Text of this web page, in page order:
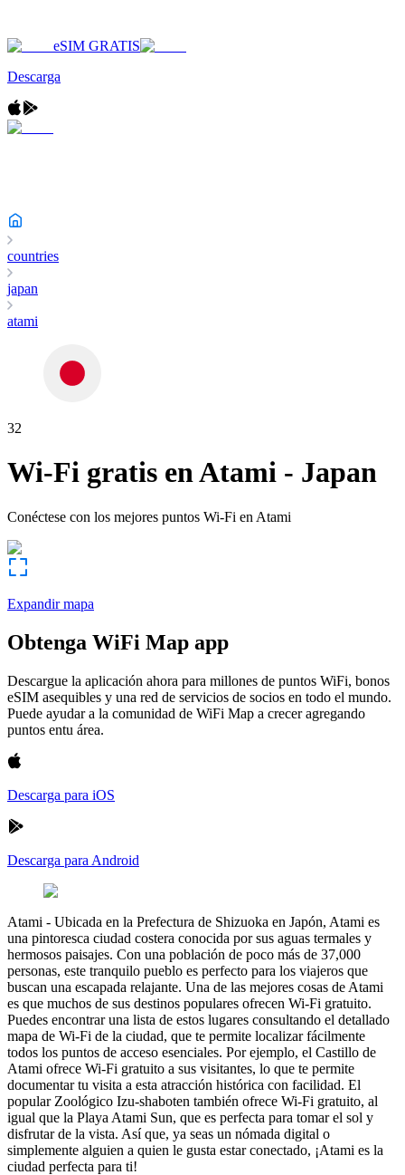
eSIM GRATIS
Descarga
countries
japan
atami
32
Wi-Fi gratis enAtami - Japan
Conéctese con los mejores puntos Wi-Fi en Atami
Expandir mapa
Obtenga WiFi Map app
Descargue la aplicación ahora para millones de puntos WiFi, bonos
eSIM asequibles y una red de servicios de socios en todo el mundo.
Puede ayudar a la comunidad de WiFi Map a crecer agregando
puntos entu área.
Descarga para iOS
Descarga para Android
Atami - Ubicada en la Prefectura de Shizuoka en Japón, Atami es
una pintoresca ciudad costera conocida por sus aguas termales y
hermosos paisajes. Con una población de poco más de 37,000
personas, este tranquilo pueblo es perfecto para los viajeros que
buscan una escapada relajante. Una de las mejores cosas de Atami
es que muchos de sus destinos populares ofrecen Wi-Fi gratuito.
Puedes encontrar una lista de estos lugares consultando el detallado
mapa de Wi-Fi de la ciudad, que te permite localizar fácilmente
todos los puntos de acceso esenciales. Por ejemplo, el Castillo de
Atami ofrece Wi-Fi gratuito a sus visitantes, lo que te permite
documentar tu visita a esta atracción histórica con facilidad. El
popular Zoológico Izu-shaboten también ofrece Wi-Fi gratuito, al
igual que la Playa Atami Sun, que es perfecta para tomar el sol y
disfrutar de la vista. Así que, ya seas un nómada digital o
simplemente alguien a quien le gusta estar conectado, ¡Atami es la
ciudad perfecta para ti!